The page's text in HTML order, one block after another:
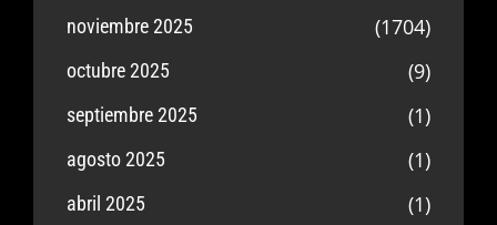
noviembre 2025 (1704)
octubre 2025 (9)
septiembre 2025 (1)
agosto 2025 (1)
abril 2025 (1)